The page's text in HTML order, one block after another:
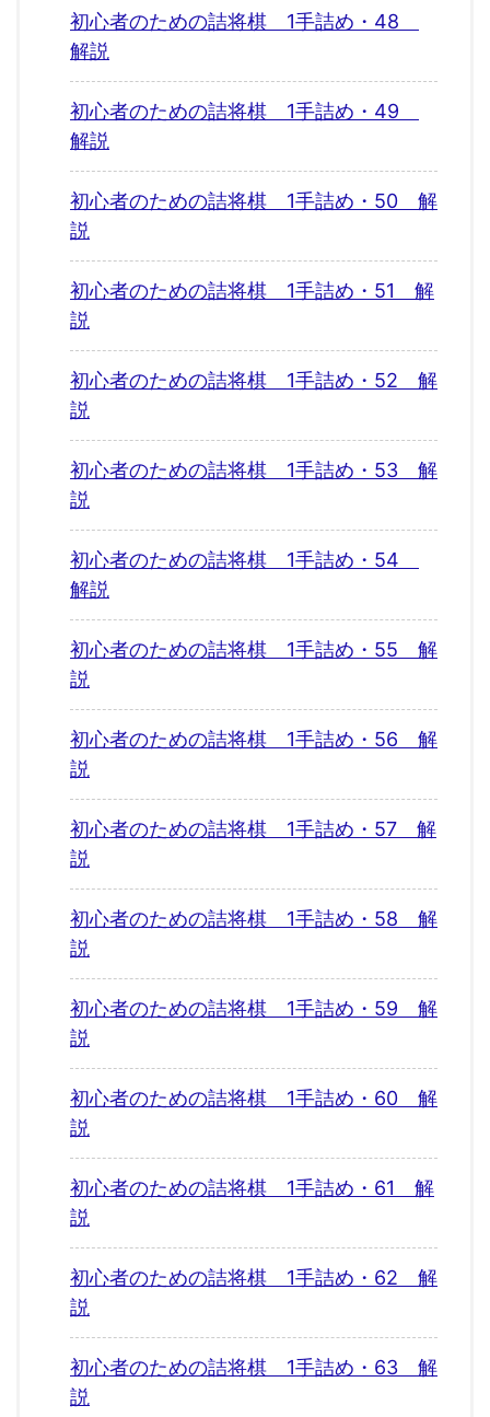
初心者のための詰将棋 1手詰め・48
解説
初心者のための詰将棋 1手詰め・49
解説
初心者のための詰将棋 1手詰め・50 解
説
初心者のための詰将棋 1手詰め・51 解
説
初心者のための詰将棋 1手詰め・52 解
説
初心者のための詰将棋 1手詰め・53 解
説
初心者のための詰将棋 1手詰め・54
解説
初心者のための詰将棋 1手詰め・55 解
説
初心者のための詰将棋 1手詰め・56 解
説
初心者のための詰将棋 1手詰め・57 解
説
初心者のための詰将棋 1手詰め・58 解
説
初心者のための詰将棋 1手詰め・59 解
説
初心者のための詰将棋 1手詰め・60 解
説
初心者のための詰将棋 1手詰め・61 解
説
初心者のための詰将棋 1手詰め・62 解
説
初心者のための詰将棋 1手詰め・63 解
説